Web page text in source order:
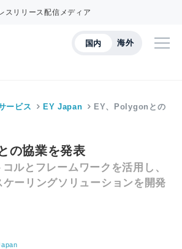
スリリース配信メディア
国内 海外
ービス EY Japan EY、Polygonとの
の協業を発表
ルとフレームワークを活用し、
ーリングソリューションを開発